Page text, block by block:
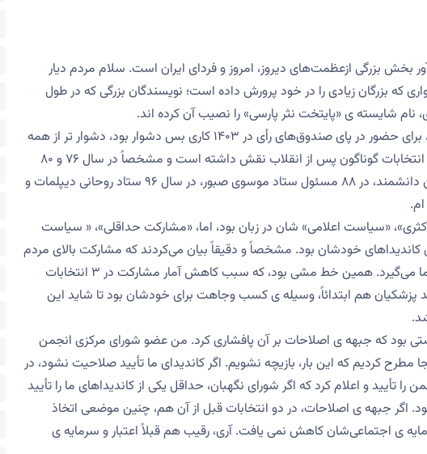
بخش بزرگی ازعظمت‌های دیروز، امروز و فردای ایران است. سلام مردم دیار
که بزرگان زیادی را در خود پرورش داده است؛ نویسندگان بزرگی که در طول
نام شایسته ی «پایتخت نثر پارسی» را نصیب آن کرده اند.
سلام مردمی را به شما ابلاغ می‌کنم که متقاعد کردنشان، برای حضور در پای صندوق‌های رأی در ۱۴۰۳ کاری بس دشوار بود، دشوار تر از همه
وقت. این را کسی می‌گوید که در این ناحیت از کشورمان، در انتخابات گوناگون پس از انقلاب نقش داشته است و مشخصاً در سال ۷۶ و ۸۰
مسئول ستاد خاتمی بزرگ، در ۸۴ ، مسئول ستاد دکتر معین دانشمند، در ۸۸ مسئول ستاد موسوی صبور، در سال ۹۶ ستاد روحانی دیپلمات و
«سیاست اعلامی» شان در زبان بود، اما، «مشارکت حداقلی»، « سیاست
خودشان بود. مشخصاً و دقیقاً بیان می‌کردند که مشارکت بالای مردم
در انتخابات، برایمان مشکل ساز است و کنترل صندوق را از ما می‌گیرد. همین خط مشی بود، که سبب کاهش آمار مشارکت در ۳ انتخابات
پزشکیان هم ابتدائاً، وسیله ی کسب وجاهت برای خودشان بود تا شاید این
بود که جبهه ی اصلاحات بر آن پافشاری کرد. من عضو شورای مرکزی انجمن
کردیم که این بار، بازیچه نشویم. اگر کاندیدای ما تأیید صلاحیت نشود، در
تأیید و اعلام کرد که اگر شورای نگهبان، حداقل یکی از کاندیداهای ما را تأیید
اگر جبهه ی اصلاحات، در دو انتخابات قبل از آن هم، چنین موضعی اتخاذ
ی اجتماعی‌شان کاهش نمی یافت. آری، رقیب هم قبلاً اعتبار و سرمایه ی